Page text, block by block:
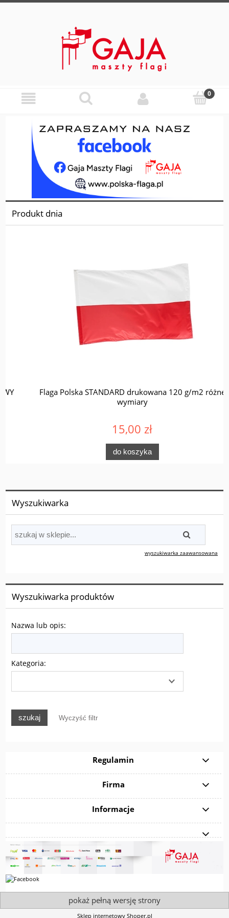
Produkt dnia
Flaga Polska STANDARD drukowana 120 g/m2 różne
wymiary
15,00 zł
do koszyka
Wyszukiwarka
wyszukiwarka zaawansowana
Wyszukiwarka produktów
Nazwa lub opis:
Kategoria:
szukaj Wyczyść filtr
Regulamin
Firma
Informacje
pokaż pełną wersję strony
Sklep internetowy Shoper.pl